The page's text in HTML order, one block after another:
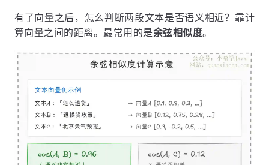
有了向量之后，怎么判断两段文本是否语义相近？靠计
算向量之间的距离。最常用的是余弦相似度。